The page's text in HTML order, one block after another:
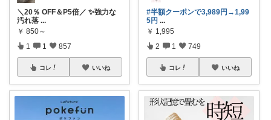
＼20％ OFF＆P5倍／ ✨強力な
汚れ落 ...
￥ 850～
1 1 857
コレ いいね
#半額クーポンで3,989円→1,99
5円 ...
￥ 1,995
2 1 749
コレ いいね